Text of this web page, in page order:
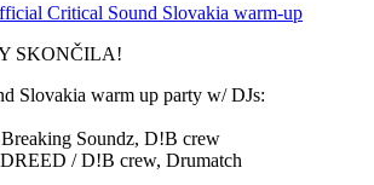
SKONČILA!
Slovakia warm up party w/ DJs:
Soundz, D!B crew
/ D!B crew, Drumatch